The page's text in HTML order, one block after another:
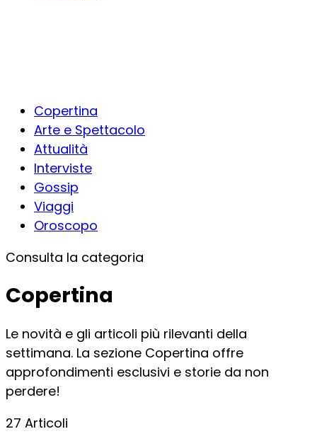
Copertina
Arte e Spettacolo
Attualità
Interviste
Gossip
Viaggi
Oroscopo
Consulta la categoria
Copertina
Le novità e gli articoli più rilevanti della
settimana. La sezione Copertina offre
approfondimenti esclusivi e storie da non
perdere!
27 Articoli